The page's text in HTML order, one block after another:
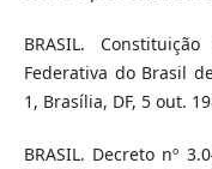
BRASIL.
Federativa do Brasil
1, Brasília, DF, 5 out.
BRASIL. Decreto nº